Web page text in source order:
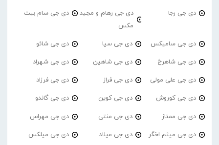
دی جی رجا
دی جی رهام و مجید
مکس
دی جی سام بیت
دی جی سامیکس دی جی سیا دی جی شائو
دی جی شاهرخ دی جی شاهین دی جی شهراد
دی جی علی مولی دی جی فراز دی جی فرزاد
دی جی کوروش دی جی کوین دی جی گاندو
دی جی ممتاز دی جی منتی دی جی مهراس
دی جی میثم اخگر دی جی میلاد دی جی میلکس